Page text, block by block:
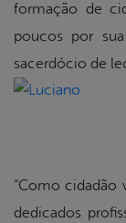
formação de
poucos por
sacerdócio de
“Como cidadão
dedicados